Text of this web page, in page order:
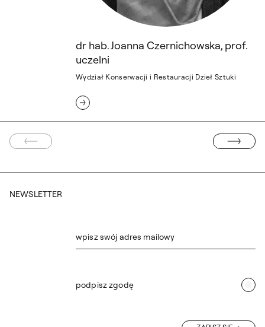
dr hab. Joanna Czernichowska, prof.
uczelni
Wydział Konserwacji i Restauracji Dzieł Sztuki
STRONA NASTĘPNA
NEWSLETTER
wpisz swój adres mailowy
podpisz zgodę